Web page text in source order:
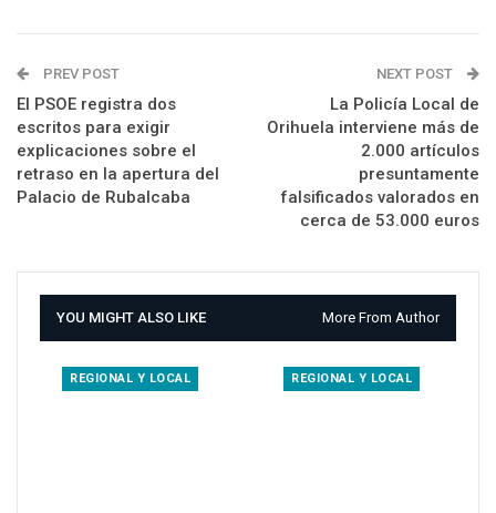
PREV POST
El PSOE registra dos
escritos para exigir
explicaciones sobre el
retraso en la apertura del
Palacio de Rubalcaba
NEXT POST
La Policía Local de
Orihuela interviene más de
2.000 artículos
presuntamente
falsificados valorados en
cerca de 53.000 euros
YOU MIGHT ALSO LIKE More From Author
REGIONAL Y LOCAL REGIONAL Y LOCAL